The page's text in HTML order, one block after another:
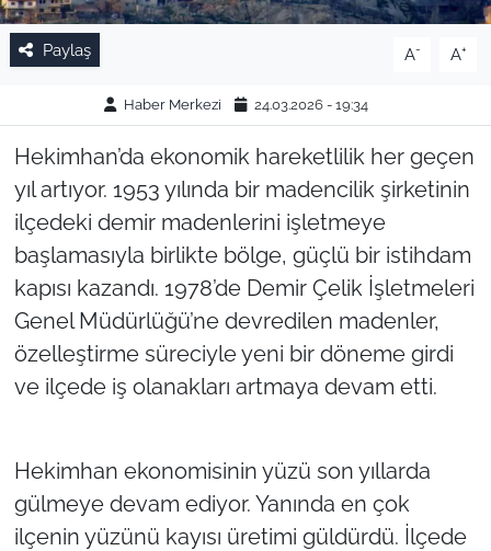
Paylaş A- A+
Haber Merkezi 24.03.2026 - 19:34
Hekimhan’da ekonomik hareketlilik her geçen
yıl artıyor. 1953 yılında bir madencilik şirketinin
ilçedeki demir madenlerini işletmeye
başlamasıyla birlikte bölge, güçlü bir istihdam
kapısı kazandı. 1978’de Demir Çelik İşletmeleri
Genel Müdürlüğü’ne devredilen madenler,
özelleştirme süreciyle yeni bir döneme girdi
ve ilçede iş olanakları artmaya devam etti.
Hekimhan ekonomisinin yüzü son yıllarda
gülmeye devam ediyor. Yanında en çok
ilçenin yüzünü kayısı üretimi güldürdü. İlçede